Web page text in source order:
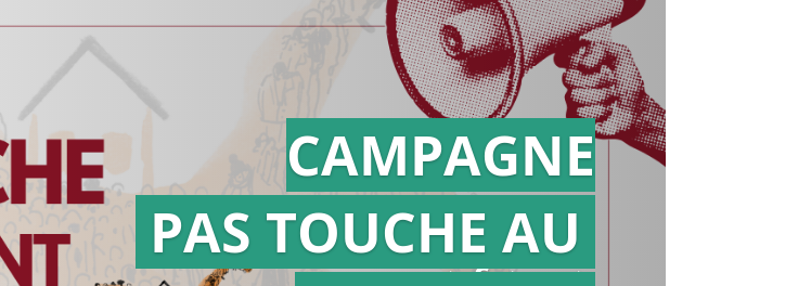
Action en
CAMPAGNE
PAS TOUCHE AU